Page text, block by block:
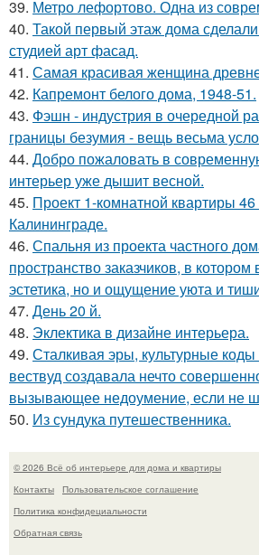
39. Метро лефортово. Одна из
40. Такой первый этаж дома
студией арт фасад.
41. Самая красивая женщина
42. Капремонт белого дома, 1948-51.
43. Фэшн - индустрия в очередной
границы безумия - вещь весьма
44. Добро пожаловать в
интерьер уже дышит весной.
45. Проект 1-комнатной квартиры
Калининграде.
46. Спальня из проекта частного
пространство заказчиков, в
эстетика, но и ощущение уюта и
47. День 20 й.
48. Эклектика в дизайне интерьера.
49. Сталкивая эры, культурные
вествуд создавала нечто
вызывающее недоумение, если не
50. Из сундука путешественника.
© 2026 Всё об интерьере для дома и квартиры
Контакты
Пользовательское соглашение
Политика конфидециальности
Обратная связь